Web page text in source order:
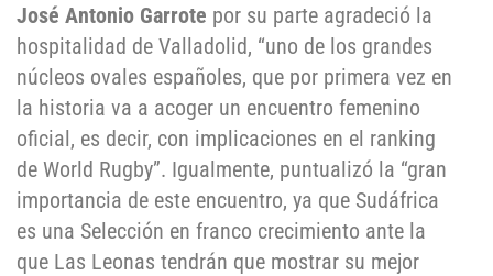
José Antonio Garrote por su parte agradeció la
hospitalidad de Valladolid, “uno de los grandes
núcleos ovales españoles, que por primera vez en
la historia va a acoger un encuentro femenino
oficial, es decir, con implicaciones en el ranking
de World Rugby”. Igualmente, puntualizó la “gran
importancia de este encuentro, ya que Sudáfrica
es una Selección en franco crecimiento ante la
que Las Leonas tendrán que mostrar su mejor